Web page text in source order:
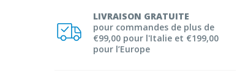
LIVRAISON GRATUITE
pour commandes de plus de
€99,00 pour l'Italie et €199,00
pour l’Europe